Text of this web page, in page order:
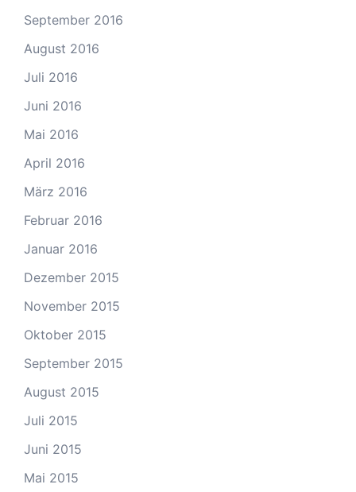
September 2016
August 2016
Juli 2016
Juni 2016
Mai 2016
April 2016
März 2016
Februar 2016
Januar 2016
Dezember 2015
November 2015
Oktober 2015
September 2015
August 2015
Juli 2015
Juni 2015
Mai 2015